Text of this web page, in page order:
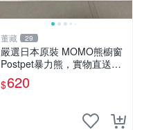
董藏 29
嚴選日本原裝 MOMO熊櫥窗
Postpet暴力熊，實物直送新
臺灣。MOMO熊 暴力熊 熊貓
櫥窗
$620